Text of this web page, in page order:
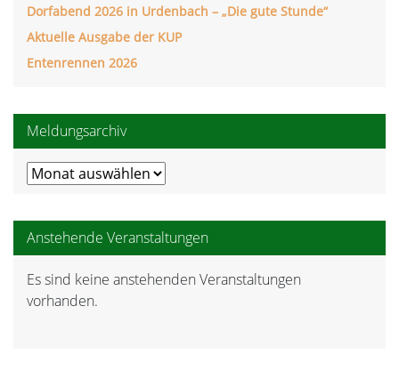
Dorfabend 2026 in Urdenbach – „Die gute Stunde“
Aktuelle Ausgabe der KUP
Entenrennen 2026
Meldungsarchiv
Meldungsarchiv
Anstehende Veranstaltungen
Hinweis
Es sind keine anstehenden Veranstaltungen
vorhanden.